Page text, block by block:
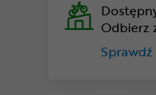
Odbierz